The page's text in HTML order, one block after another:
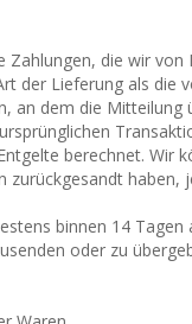
die wir
der Lieferung als
an dem die
berechnet.
zurückgesandt
binnen 14
oder zu